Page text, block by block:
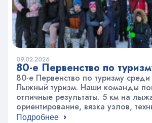
09.02.2026
80-е Первенство по
80-е Первенство по туризму
Лыжный туризм. Наши команды
отличные результаты. 5 км на
ориентирование, вязка узлов,
на лыжах, ремонт, лавинный
Подробнее